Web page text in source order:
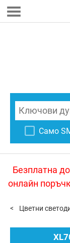
Само
Безплатна
онлайн
Цветни